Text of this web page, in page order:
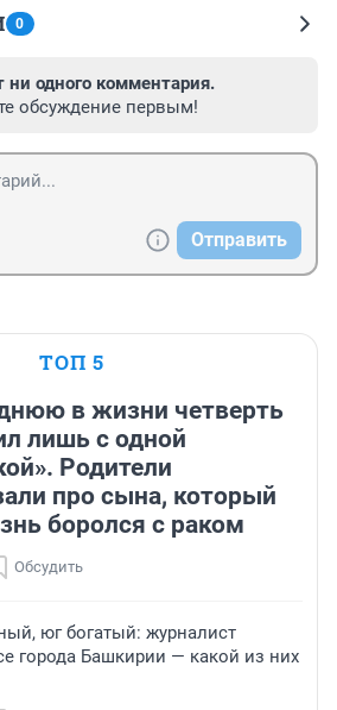
0
ни одного комментария.
обсуждение первым!
Отправить
ТОП 5
в жизни четверть
лишь с одной
Родители
про сына, который
боролся с раком
Обсудить
юг богатый: журналист
города Башкирии — какой из них